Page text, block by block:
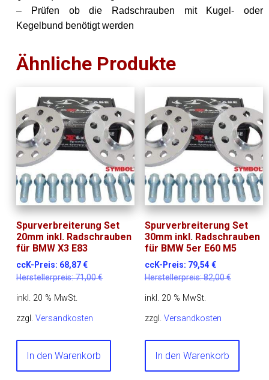
– Prüfen ob die Radschrauben mit Kugel- oder
Kegelbund benötigt werden
Ähnliche Produkte
Spurverbreiterung Set
20mm inkl. Radschrauben
für BMW X3 E83
ccK-Preis: 68,87€
Herstellerpreis:71,00€
inkl. 20 % MwSt.
zzgl.Versandkosten
In den Warenkorb
Spurverbreiterung Set
30mm inkl. Radschrauben
für BMW 5er E60 M5
ccK-Preis: 79,54 €
Herstellerpreis:82,00€
inkl. 20 % MwSt.
zzgl. Versandkosten
In den Warenkorb